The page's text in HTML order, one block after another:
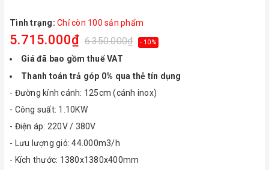
Tình trạng: Chỉ còn 100 sản phẩm
5.715.000₫ 6.350.000₫ - 10%
Giá đã bao gồm thuế VAT
Thanh toán trả góp 0% qua thẻ tín dụng
- Đường kính cánh: 125cm (cánh inox)
- Công suất: 1.10KW
- Điện áp: 220V / 380V
- Lưu lượng gió: 44.000m3/h
- Kích thước: 1380x1380x400mm